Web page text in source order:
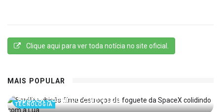
Clique aqui para ver toda notícia no site oficial.
MAIS POPULAR
TECNOLOGIA
SpaceX colidindo com a Lua